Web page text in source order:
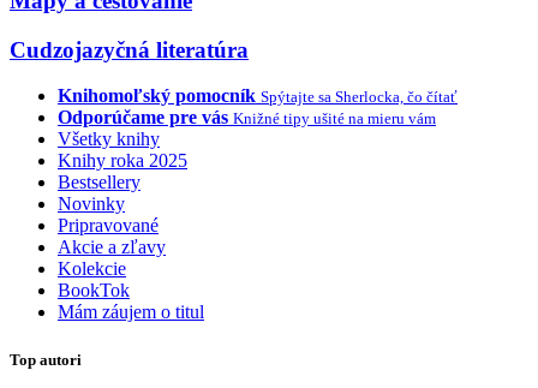
Cudzojazyčná literatúra
Knihomoľský pomocník Spýtajte sa Sherlocka, čo čítať
Odporúčame pre vás Knižné tipy ušité na mieru vám
Všetky knihy
Knihy roka 2025
Bestsellery
Novinky
Pripravované
Akcie a zľavy
Kolekcie
BookTok
Mám záujem o titul
Top autori